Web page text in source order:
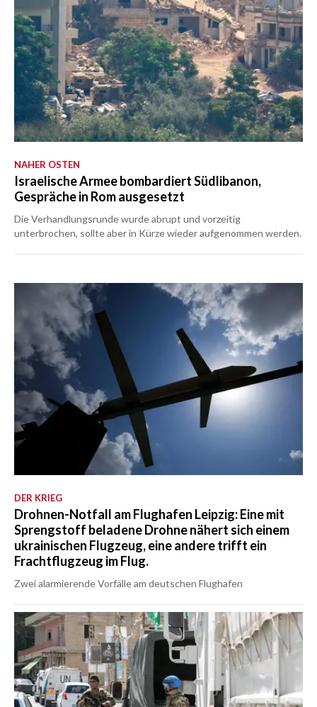
NAHER OSTEN
Israelische Armee bombardiert Südlibanon,
Gespräche in Rom ausgesetzt
Die Verhandlungsrunde wurde abrupt und vorzeitig
unterbrochen, sollte aber in Kürze wieder aufgenommen werden.
DER KRIEG
Drohnen-Notfall am Flughafen Leipzig: Eine mit
Sprengstoff beladene Drohne nähert sich einem
ukrainischen Flugzeug, eine andere trifft ein
Frachtflugzeug im Flug.
Zwei alarmierende Vorfälle am deutschen Flughafen